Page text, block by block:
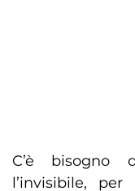
C’è
l’invisibile,